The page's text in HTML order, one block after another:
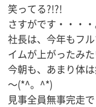
笑ってる?!?!
さすがです・・・・
社長は、今年もフ
イムが上がったみた
今朝も、あまり体
～(*^。^*)
見事全員無事完走